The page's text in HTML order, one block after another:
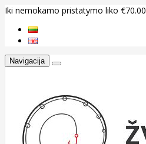
Iki nemokamo pristatymo liko €70.00
Navigacija